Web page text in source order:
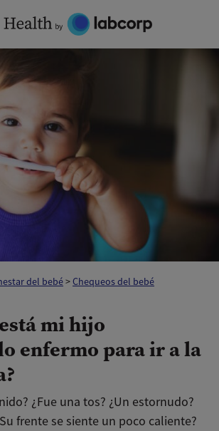
del bebé>Chequeos del bebé
mi hijo
enfermo para ir a la
¿Fue una tos? ¿Un estornudo?
frente se siente un poco caliente?